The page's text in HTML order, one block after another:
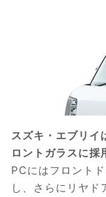
スズキ・エブリイ
ロントガラスに採
PCにはフロント
し、さらにリヤド